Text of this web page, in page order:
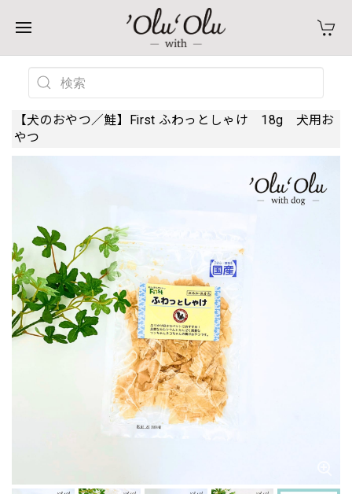
【犬のおやつ／鮭】First ふわっとしゃけ 18g 犬用お
やつ